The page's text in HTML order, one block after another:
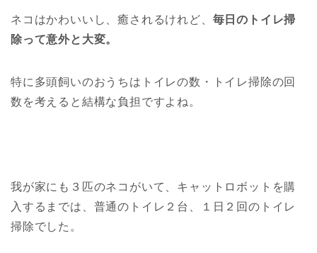
ネコはかわいいし、癒されるけれど、 毎日のトイレ掃
除って意外と大変。
特に多頭飼いのおうちはトイレの数・トイレ掃除の回
数を考えると結構な負担ですよね。
我が家にも３匹のネコがいて、キャットロボットを購
入するまでは、普通のトイレ２台、１日２回のトイレ
掃除でした。